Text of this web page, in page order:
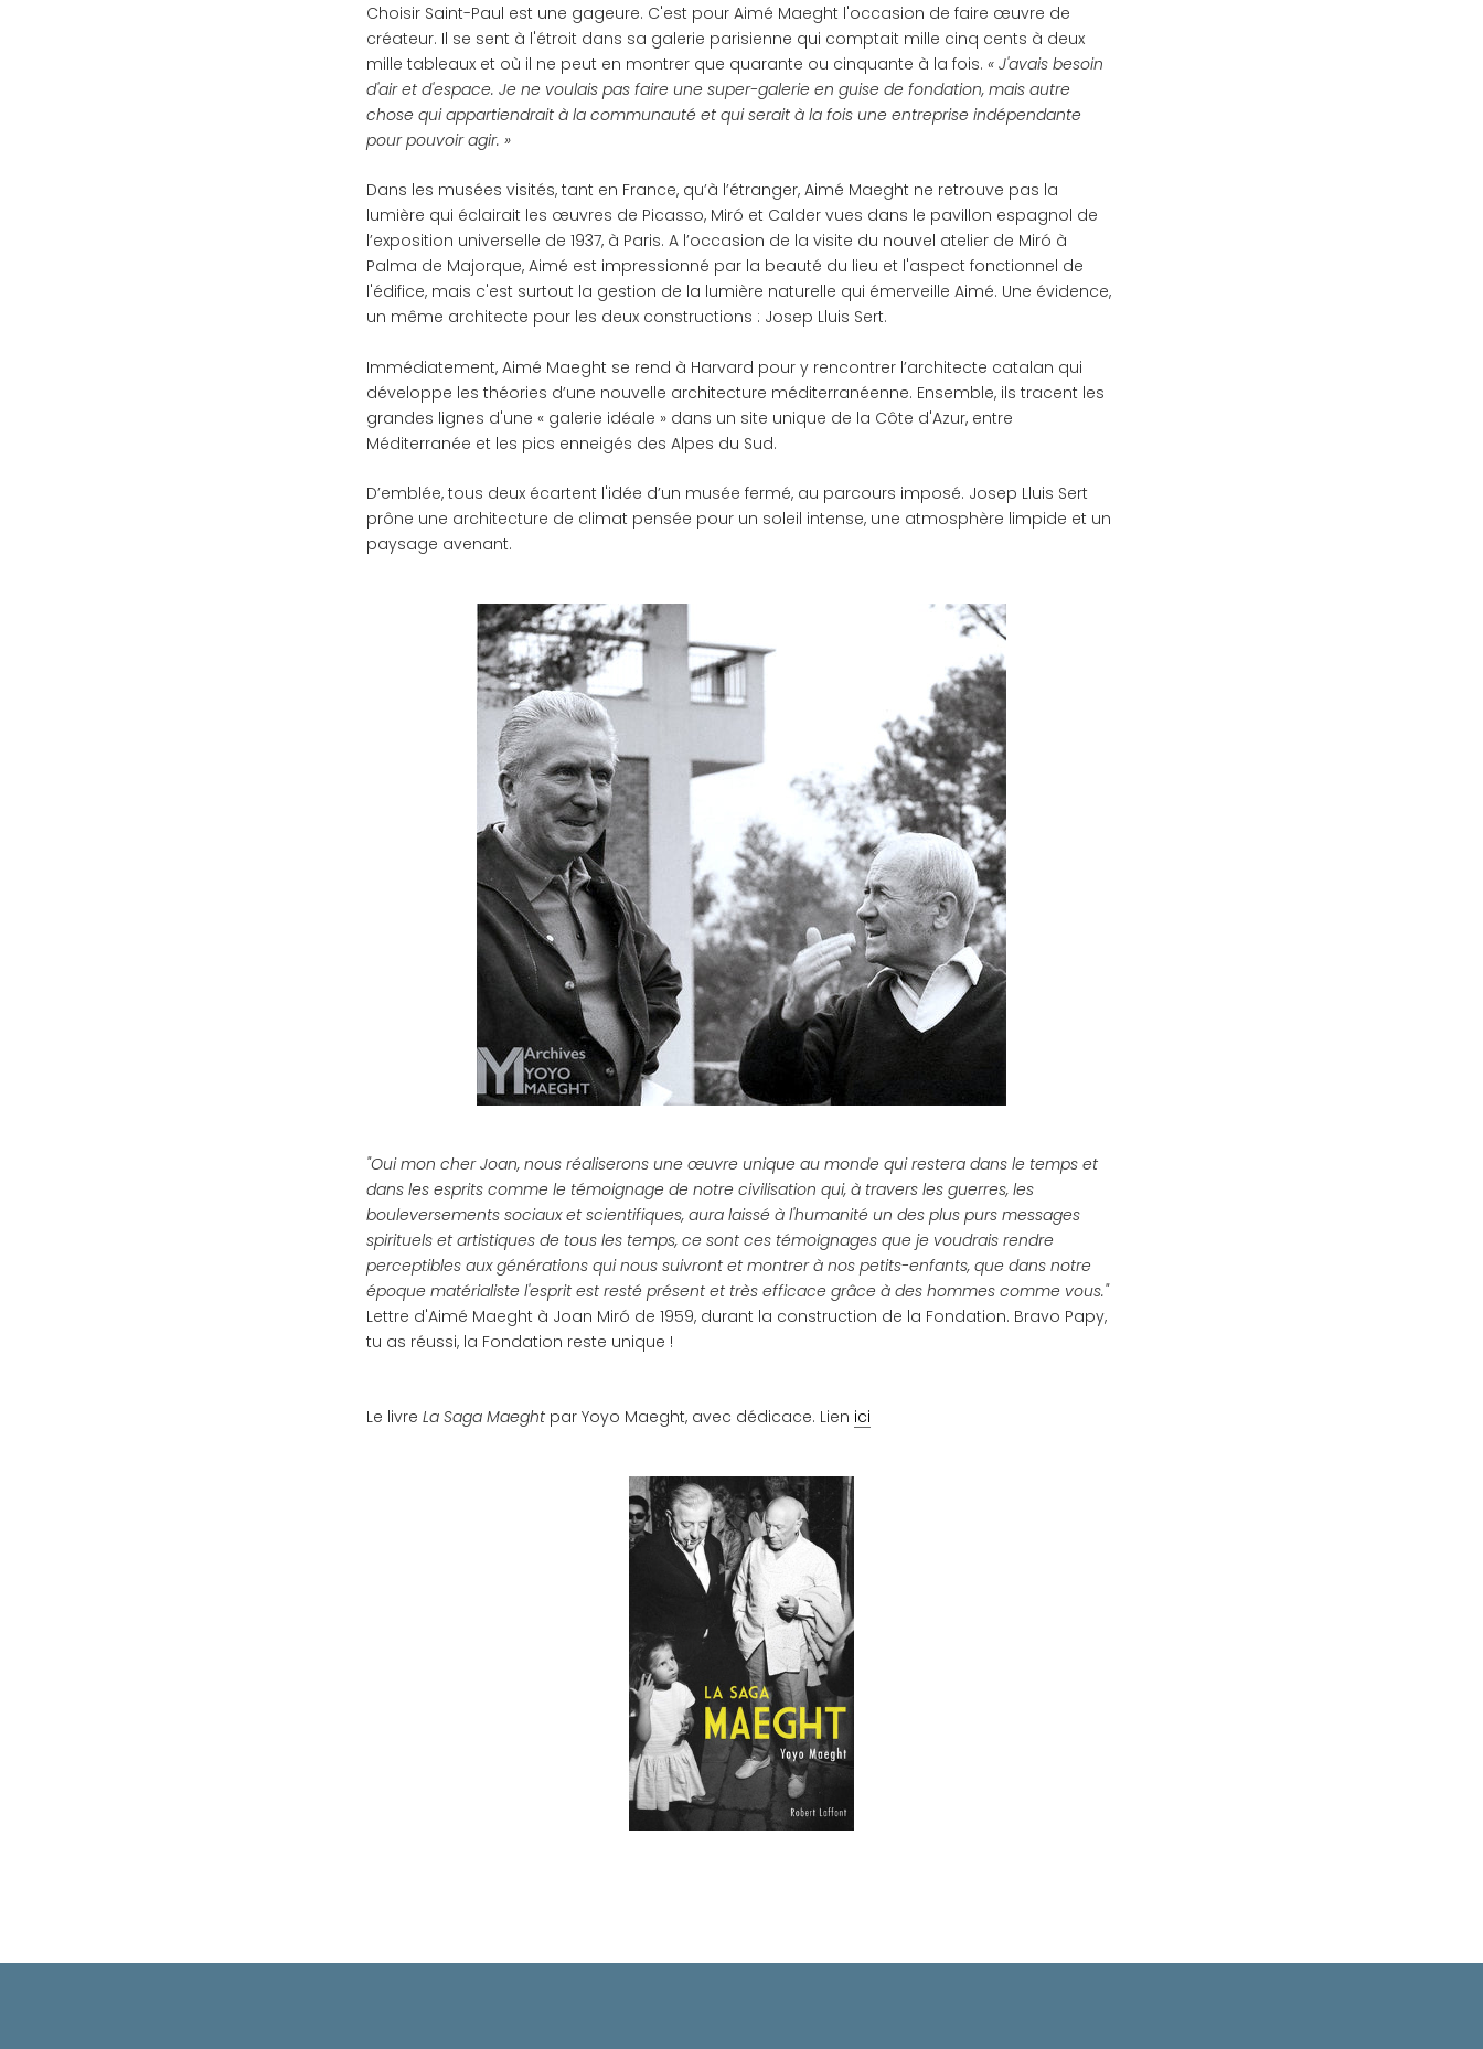
Choisir Saint-Paul est une gageure. C'est pour Aimé Maeght l'occasion de faire œuvre de
créateur. Il se sent à l'étroit dans sa galerie parisienne qui comptait mille cinq cents à deux
mille tableaux et où il ne peut en montrer que quarante ou cinquante à la fois. « J'avais besoin
d'air et d'espace. Je ne voulais pas faire une super-galerie en guise de fondation, mais autre
chose qui appartiendrait à la communauté et qui serait à la fois une entreprise indépendante
pour pouvoir agir. »
Dans les musées visités, tant en France, qu’à l’étranger, Aimé Maeght ne retrouve pas la
lumière qui éclairait les œuvres de Picasso, Miró et Calder vues dans le pavillon espagnol de
l’exposition universelle de 1937, à Paris. A l’occasion de la visite du nouvel atelier de Miró à
Palma de Majorque, Aimé est impressionné par la beauté du lieu et l'aspect fonctionnel de
l'édifice, mais c'est surtout la gestion de la lumière naturelle qui émerveille Aimé. Une évidence,
un même architecte pour les deux constructions : Josep Lluis Sert.
Immédiatement, Aimé Maeght se rend à Harvard pour y rencontrer l’architecte catalan qui
développe les théories d’une nouvelle architecture méditerranéenne. Ensemble, ils tracent les
grandes lignes d'une « galerie idéale » dans un site unique de la Côte d'Azur, entre
Méditerranée et les pics enneigés des Alpes du Sud.
D’emblée, tous deux écartent l'idée d’un musée fermé, au parcours imposé. Josep Lluis Sert
prône une architecture de climat pensée pour un soleil intense, une atmosphère limpide et un
paysage avenant.
"Oui mon cher Joan, nous réaliserons une œuvre unique au monde qui restera dans le temps et
dans les esprits comme le témoignage de notre civilisation qui, à travers les guerres, les
bouleversements sociaux et scientifiques, aura laissé à l'humanité un des plus purs messages
spirituels et artistiques de tous les temps, ce sont ces témoignages que je voudrais rendre
perceptibles aux générations qui nous suivront et montrer à nos petits-enfants, que dans notre
époque matérialiste l'esprit est resté présent et très efficace grâce à des hommes comme vous."
Lettre d'Aimé Maeght à Joan Miró de 1959, durant la construction de la Fondation. Bravo Papy,
tu as réussi, la Fondation reste unique !
Le livre La Saga Maeght par Yoyo Maeght, avec dédicace. Lien ici